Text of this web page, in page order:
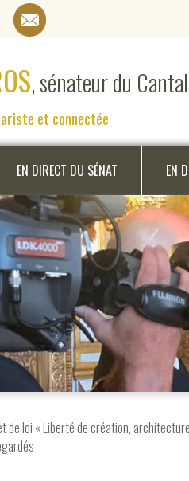
, sénateur du Cantal
et connectée
EN DIRECT DU SÉNAT EN
de loi « Liberté de création,